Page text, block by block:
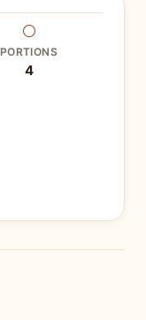
⚪
PORTIONS
4